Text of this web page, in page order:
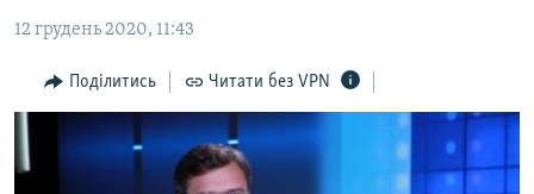
основної
навігації
Перейти
до
пошуку
БЛОГИ
ПОГЛЯД
ІНТЕРВ'Ю
ВСЕ ЗА ДЕНЬ
12 грудень 2020, 11:43
Поділитись Читати без VPN